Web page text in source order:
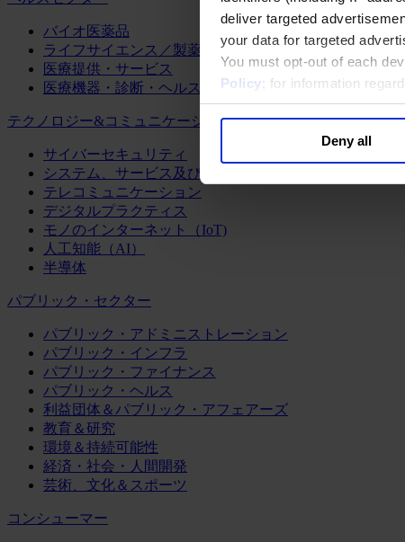
deliver targeted
your data for targeted
You must opt-out of each
Policy; for information
Deny all
バイオ医薬品
ライフサイエンス／製薬
医療提供・サービス
医療機器・診断・ヘルスケアテクノロジー
テクノロジー&コミュニケーション
サイバーセキュリティ
システム、サービス及びソフトウェア
テレコミュニケーション
デジタルプラクティス
モノのインターネット（IoT)
人工知能（AI）
半導体
パブリック・セクター
パブリック・アドミニストレーション
パブリック・インフラ
パブリック・ファイナンス
パブリック・ヘルス
利益団体＆パブリック・アフェアーズ
教育＆研究
環境＆持続可能性
経済・社会・人間開発
芸術、文化＆スポーツ
コンシューマー